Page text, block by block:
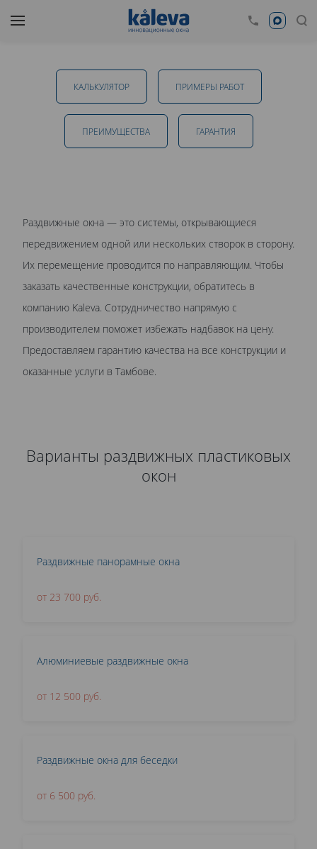
Раздвижные окна в Тамбове
от 28 050 руб.
согласие на обработку персональных данных
политикой обработки персональных данных
ознакомлен.
КАЛЬКУЛЯТОР ПРИМЕРЫ РАБОТ
ПРЕИМУЩЕСТВА ГАРАНТИЯ
Раздвижные окна — это системы, открывающиеся
передвижением одной или нескольких створок в сторону.
Их перемещение проводится по направляющим. Чтобы
заказать качественные конструкции, обратитесь в
компанию Kaleva. Сотрудничество напрямую с
производителем поможет избежать надбавок на цену.
Предоставляем гарантию качества на все конструкции и
оказанные услуги в Тамбове.
Варианты раздвижных пластиковых
окон
Раздвижные панорамные окна
от 23 700 руб.
Алюминиевые раздвижные окна
от 12 500 руб.
Раздвижные окна для беседки
от 6 500 руб.